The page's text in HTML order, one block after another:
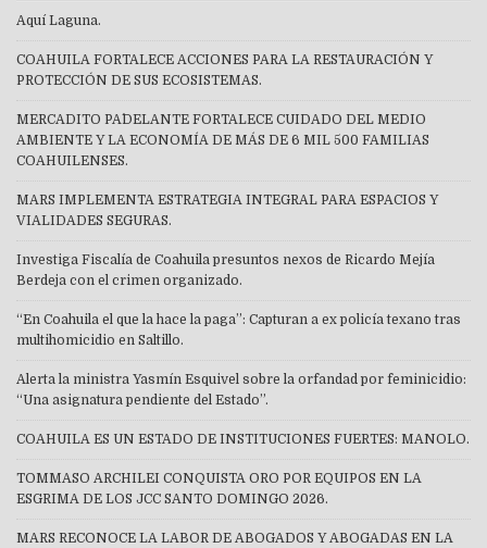
Aquí Laguna.
COAHUILA FORTALECE ACCIONES PARA LA RESTAURACIÓN Y
PROTECCIÓN DE SUS ECOSISTEMAS.
MERCADITO PA´DELANTE FORTALECE CUIDADO DEL MEDIO
AMBIENTE Y LA ECONOMÍA DE MÁS DE 6 MIL 500 FAMILIAS
COAHUILENSES.
MARS IMPLEMENTA ESTRATEGIA INTEGRAL PARA ESPACIOS Y
VIALIDADES SEGURAS.
Investiga Fiscalía de Coahuila presuntos nexos de Ricardo Mejía
Berdeja con el crimen organizado.
“En Coahuila el que la hace la paga”: Capturan a ex policía texano tras
multihomicidio en Saltillo.
Alerta la ministra Yasmín Esquivel sobre la orfandad por feminicidio:
“Una asignatura pendiente del Estado”.
COAHUILA ES UN ESTADO DE INSTITUCIONES FUERTES: MANOLO.
TOMMASO ARCHILEI CONQUISTA ORO POR EQUIPOS EN LA
ESGRIMA DE LOS JCC SANTO DOMINGO 2026.
MARS RECONOCE LA LABOR DE ABOGADOS Y ABOGADAS EN LA